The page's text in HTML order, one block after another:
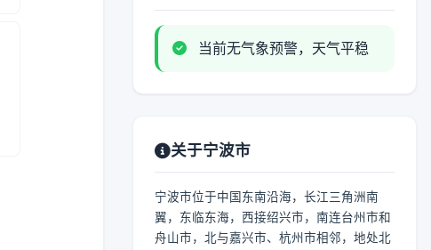
当前无气象预警，天气平稳
关于宁波市
宁波市位于中国东南沿海，长江三角洲南
翼，东临东海，西接绍兴市，南连台州市和
舟山市，北与嘉兴市、杭州市相邻，地处北